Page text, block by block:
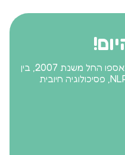
הגישה מבוססת על אבני דרך שנאספו החל משנת 2007, בין
היתר כלים מעולם האימון האישי, NLP, פסיכולוגיה חיובית